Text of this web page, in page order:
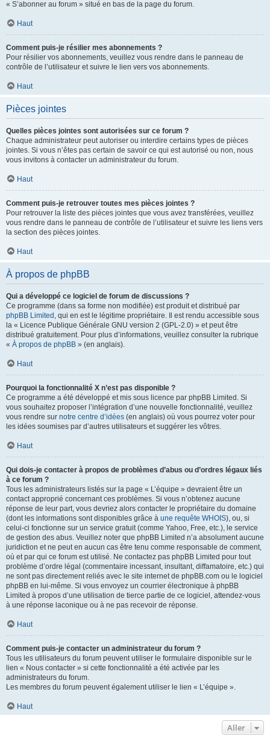
« S’abonner au forum » situé en bas de la page du forum.
Haut
Comment puis-je résilier mes abonnements ?
Pour résilier vos abonnements, veuillez vous rendre dans le panneau de
contrôle de l’utilisateur et suivre le lien vers vos abonnements.
Haut
Pièces jointes
Quelles pièces jointes sont autorisées sur ce forum ?
Chaque administrateur peut autoriser ou interdire certains types de pièces
jointes. Si vous n’êtes pas certain de savoir ce qui est autorisé ou non, nous
vous invitons à contacter un administrateur du forum.
Haut
Comment puis-je retrouver toutes mes pièces jointes ?
Pour retrouver la liste des pièces jointes que vous avez transférées, veuillez
vous rendre dans le panneau de contrôle de l’utilisateur et suivre les liens vers
la section des pièces jointes.
Haut
À propos de phpBB
Qui a développé ce logiciel de forum de discussions ?
Ce programme (dans sa forme non modifiée) est produit et distribué par
phpBB Limited , qui en est le légitime propriétaire. Il est rendu accessible sous
la « Licence Publique Générale GNU version 2 (GPL-2.0) » et peut être
distribué gratuitement. Pour plus d’informations, veuillez consulter la rubrique
« À propos de phpBB » (en anglais).
Haut
Pourquoi la fonctionnalité X n’est pas disponible ?
Ce programme a été développé et mis sous licence par phpBB Limited. Si
vous souhaitez proposer l’intégration d’une nouvelle fonctionnalité, veuillez
vous rendre sur notre centre d’idées (en anglais) où vous pourrez voter pour
les idées soumises par d’autres utilisateurs et suggérer les vôtres.
Haut
Qui dois-je contacter à propos de problèmes d’abus ou d’ordres légaux liés
à ce forum ?
Tous les administrateurs listés sur la page « L’équipe » devraient être un
contact approprié concernant ces problèmes. Si vous n’obtenez aucune
réponse de leur part, vous devriez alors contacter le propriétaire du domaine
(dont les informations sont disponibles grâce à une requête WHOIS), ou, si
celui-ci fonctionne sur un service gratuit (comme Yahoo, Free, etc.), le service
de gestion des abus. Veuillez noter que phpBB Limited n’a absolument aucune
juridiction et ne peut en aucun cas être tenu comme responsable de comment,
où et par qui ce forum est utilisé. Ne contactez pas phpBB Limited pour tout
problème d’ordre légal (commentaire incessant, insultant, diffamatoire, etc.) qui
ne sont pas directement reliés avec le site internet de phpBB.com ou le logiciel
phpBB en lui-même. Si vous envoyez un courrier électronique à phpBB
Limited à propos d’une utilisation de tierce partie de ce logiciel, attendez-vous
à une réponse laconique ou à ne pas recevoir de réponse.
Haut
Comment puis-je contacter un administrateur du forum ?
Tous les utilisateurs du forum peuvent utiliser le formulaire disponible sur le
lien « Nous contacter » si cette fonctionnalité a été activée par les
administrateurs du forum.
Les membres du forum peuvent également utiliser le lien « L’équipe ».
Haut
Aller